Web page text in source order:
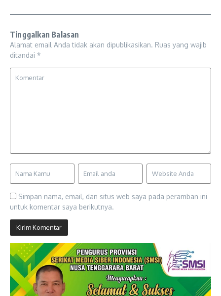
Tinggalkan Balasan
Alamat email Anda tidak akan dipublikasikan. Ruas yang wajib
ditandai *
Simpan nama, email, dan situs web saya pada peramban ini
untuk komentar saya berikutnya.